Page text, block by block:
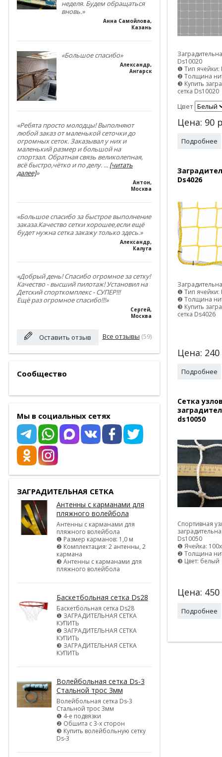
неделя. Будем обращаться
вновь.»
Анна Самойлова,
Казань
«Большое спасибо»
Александр,
Ангарск
«Ребята просто молодцы! Выполняют
любой заказ от маленькой сеточки до
огромных сеток. Заказывал у них и
маленький размер и большой на
спортзал. Обратная связь великолепная,
всё быстро,чётко и по делу. ... [читать
далее]»
Антон,
Москва
«Большое спасибо за быстрое выполнение
заказа.Качество сетки хорошее,если ещё
будет нужна сетка закажу только здесь.»
Александр,
Калуга
«Добрый день! Спасибо огромное за сетку!
Качество - высший пилотаж! Установил на
Детский спорткомплекс - СУПЕР!!!
Ещё раз огромное спасибо!!!»
Сергей,
Москва
Оставить отзыв Все отзывы (59)
Сообщество
Мы в социальных сетях
ЗАГРАДИТЕЛЬНАЯ СЕТКА
Антенны с карманами для
пляжного волейбола
Антенны с карманами для
пляжного волейбола
❶ Размер карманов: 1,0 м
❷ Комплектация: 2 антенны, 2
кармана
❸ Антенны с карманами для
пляжного волейбола
Баскетбольная сетка Ds28
Баскетбольная сетка Ds28
❶ ЗАГРАДИТЕЛЬНАЯ СЕТКА
КУПИТЬ
❷ ЗАГРАДИТЕЛЬНАЯ СЕТКА
КУПИТЬ
❸ ЗАГРАДИТЕЛЬНАЯ СЕТКА
КУПИТЬ
Волейбольная сетка Ds-3
Стальной трос 3мм
Волейбольная сетка Ds-3
Стальной трос 3мм
❶ 4-е подвязки
❷ Обшита с 3-х сторон
❸ Купить волейбольную сетку
Ds-3
Ds10020
❶ Тип ячейки:
❷ Толщина
❸ Купить
сетка Ds10020
Цвет
Цена: 90
Подробнее
Ds4026
❶ Тип ячейки:
❷ Толщина
❸ Купить
сетка Ds4026
Цена: 240
Подробнее
Сетка
ds10050
Спортивная
Ds10050
❶ Ячейка:
❷ Толщина
❸ Цвет: белый
Цена: 450
Подробнее